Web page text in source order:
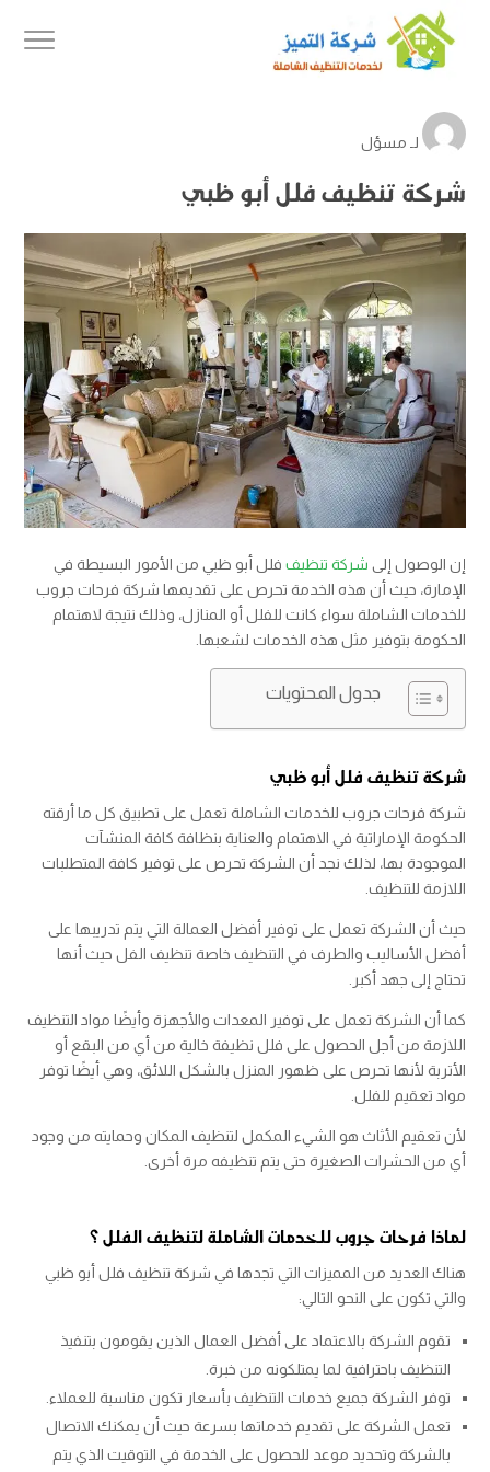
لـ مسؤل
شركة تنظيف فلل أبو ظبي
إن الوصول إلى شركة تنظيف فلل أبو ظبي من الأمور البسيطة في
الإمارة، حيث أن هذه الخدمة تحرص على تقديمها شركة فرحات جروب
للخدمات الشاملة سواء كانت للفلل أو المنازل، وذلك نتيجة لاهتمام
الحكومة بتوفير مثل هذه الخدمات لشعبها.
جدول المحتويات
شركة تنظيف فلل أبو ظبي
شركة فرحات جروب للخدمات الشاملة تعمل على تطبيق كل ما أرقته
الحكومة الإماراتية في الاهتمام والعناية بنظافة كافة المنشآت
الموجودة بها، لذلك نجد أن الشركة تحرص على توفير كافة المتطلبات
اللازمة للتنظيف.
حيث أن الشركة تعمل على توفير أفضل العمالة التي يتم تدريبها على
أفضل الأساليب والطرف في التنظيف خاصة تنظيف الفل حيث أنها
تحتاج إلى جهد أكبر.
كما أن الشركة تعمل على توفير المعدات والأجهزة وأيضًا مواد التنظيف
اللازمة من أجل الحصول على فلل نظيفة خالية من أي من البقع أو
الأتربة لأنها تحرص على ظهور المنزل بالشكل اللائق، وهي أيضًا توفر
مواد تعقيم للفلل.
لأن تعقيم الأثاث هو الشيء المكمل لتنظيف المكان وحمايته من وجود
أي من الحشرات الصغيرة حتى يتم تنظيفه مرة أخرى.
لماذا فرحات جروب للخدمات الشاملة لتنظيف الفلل ؟
هناك العديد من المميزات التي تجدها في شركة تنظيف فلل أبو ظبي
والتي تكون على النحو التالي:
تقوم الشركة بالاعتماد على أفضل العمال الذين يقومون بتنفيذ
التنظيف باحترافية لما يمتلكونه من خبرة.
توفر الشركة جميع خدمات التنظيف بأسعار تكون مناسبة للعملاء.
تعمل الشركة على تقديم خدماتها بسرعة حيث أن يمكنك الاتصال
بالشركة وتحديد موعد للحصول على الخدمة في التوقيت الذي يتم